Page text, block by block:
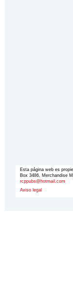
Esta página web es
Box 3486, Merchandise
rcppubs@hotmail.com
Aviso legal